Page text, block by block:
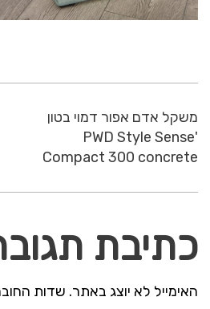
משקל אדם אפור דמוי בטון
'PWD Style Sense
Compact 300 concrete
כתיבת
האימייל לא יוצג באתר. שדות